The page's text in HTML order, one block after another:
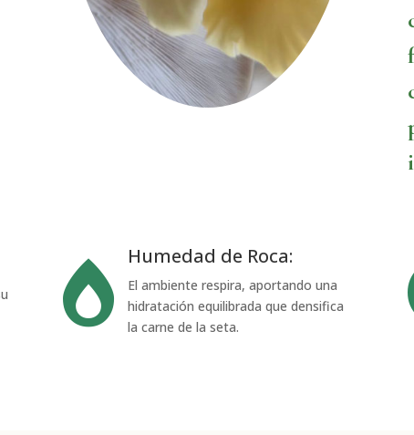

Humedad de Roca:
El ambiente respira, aportando una
hidratación equilibrada que densifica
la carne de la seta.